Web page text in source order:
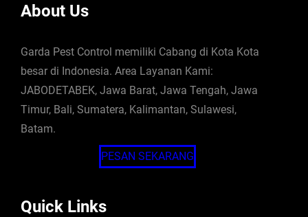
About Us
Garda Pest Control memiliki Cabang di Kota Kota
besar di Indonesia. Area Layanan Kami:
JABODETABEK, Jawa Barat, Jawa Tengah, Jawa
Timur, Bali, Sumatera, Kalimantan, Sulawesi,
Batam.
PESAN SEKARANG
Quick Links